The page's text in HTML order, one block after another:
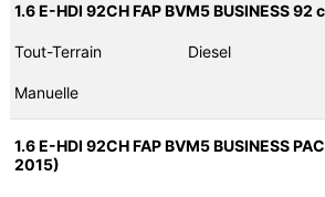
1.6 E-HDI 92CH FAP BVM5 BUSINESS
Tout-Terrain Diesel
Manuelle
1.6 E-HDI 92CH FAP BVM5 BUSINESS
2015)